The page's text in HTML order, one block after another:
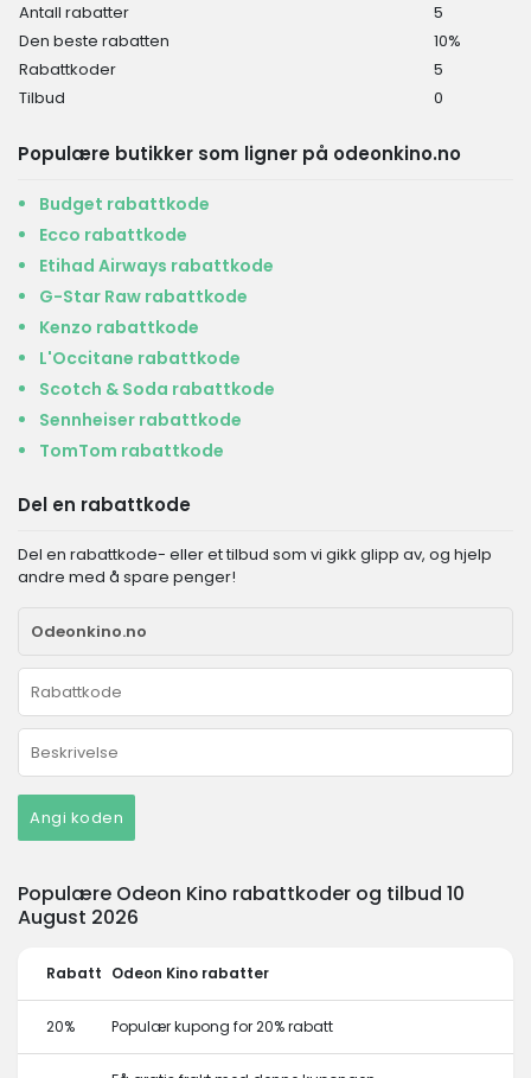
Antall rabatter
5
Den beste rabatten
10%
Rabattkoder
5
Tilbud
0
Populære butikker som ligner på odeonkino.no
Budget rabattkode
Ecco rabattkode
Etihad Airways rabattkode
G-Star Raw rabattkode
Kenzo rabattkode
L'Occitane rabattkode
Scotch & Soda rabattkode
Sennheiser rabattkode
TomTom rabattkode
Del en rabattkode
Del en rabattkode- eller et tilbud som vi gikk glipp av, og hjelp
andre med å spare penger!
Angi koden
Populære Odeon Kino rabattkoder og tilbud 10
August 2026
Rabatt Odeon Kino rabatter
20% Populær kupong for 20% rabatt